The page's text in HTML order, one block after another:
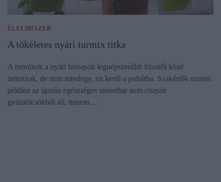
ÉLELMISZER
A tökéletes nyári turmix titka
A turmixok a nyári hónapok legnépszerűbb frissítői közé
tartoznak, de nem mindegy, mi kerül a pohárba. Szakértők szerint
például az igazán egészséges smoothie nem csupán
gyümölcsökből áll, hanem…